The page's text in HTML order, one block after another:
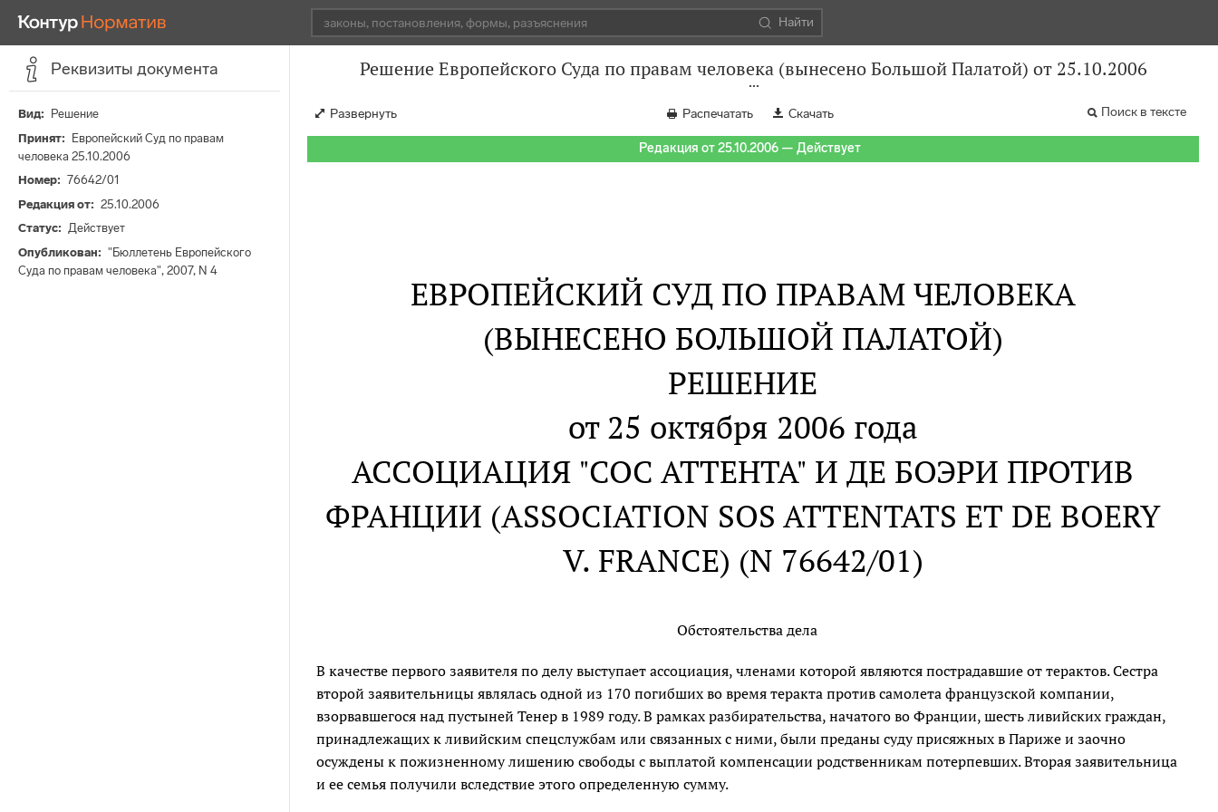
Найти
Реквизиты документа
Вид
Решение
Принят
Европейский Суд по правам
человека 25.10.2006
Номер
76642/01
Редакция от
25.10.2006
Статус
Действует
Опубликован
"Бюллетень Европейского
Суда по правам человека", 2007, N 4
Решение Европейского Суда по правам человека (вынесено Большой Палатой) от 25.10.2006
Развернуть Распечатать Скачать Поиск в тексте
Редакция от 25.10.2006 — Действует
ЕВРОПЕЙСКИЙ СУД ПО ПРАВАМ ЧЕЛОВЕКА
(ВЫНЕСЕНО БОЛЬШОЙ ПАЛАТОЙ)
РЕШЕНИЕ
от 25 октября 2006 года
АССОЦИАЦИЯ "СОС АТТЕНТА" И ДЕ БОЭРИ ПРОТИВ
ФРАНЦИИ (ASSOCIATION SOS ATTENTATS ET DE BOERY
V. FRANCE) (N 76642/01)
Обстоятельства дела
В качестве первого заявителя по делу выступает ассоциация, членами которой являются пострадавшие от терактов. Сестра
второй заявительницы являлась одной из 170 погибших во время теракта против самолета французской компании,
взорвавшегося над пустыней Тенер в 1989 году. В рамках разбирательства, начатого во Франции, шесть ливийских граждан,
принадлежащих к ливийским спецслужбам или связанных с ними, были преданы суду присяжных в Париже и заочно
осуждены к пожизненному лишению свободы с выплатой компенсации родственникам потерпевших. Вторая заявительница
и ее семья получили вследствие этого определенную сумму.